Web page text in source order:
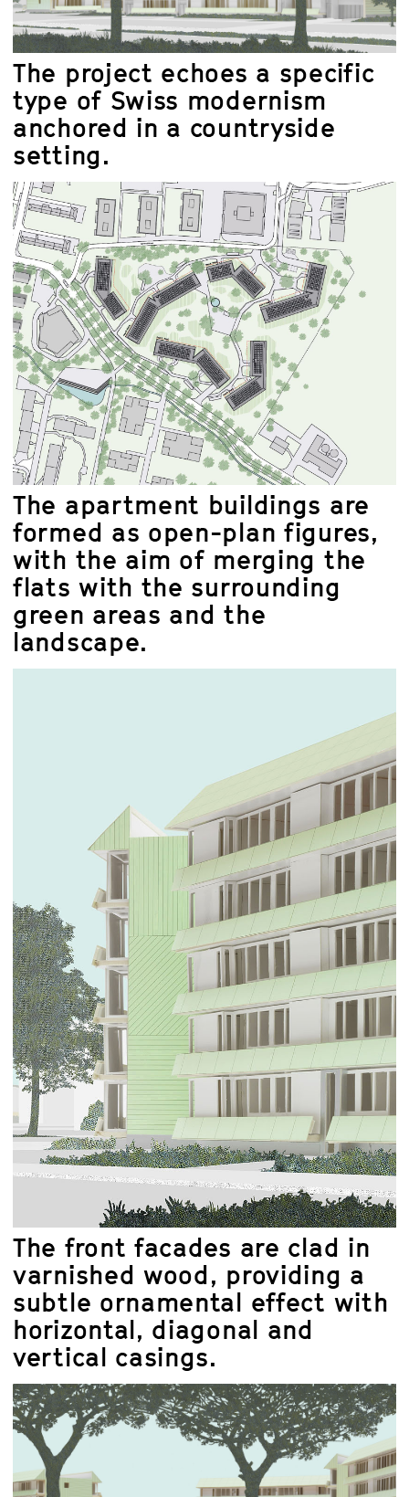
The project echoes a specific
type of Swiss modernism
anchored in a countryside
setting.
The apartment buildings are
formed as open-plan figures,
with the aim of merging the
flats with the surrounding
green areas and the
landscape.
The front facades are clad in
varnished wood, providing a
subtle ornamental effect with
horizontal, diagonal and
vertical casings.